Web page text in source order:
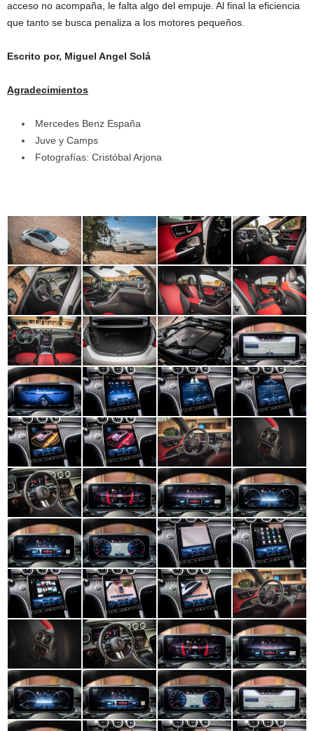
acceso no acompaña, le falta algo del empuje. Al final la eficiencia
que tanto se busca penaliza a los motores pequeños.
Escrito por, Miguel Angel Solá
Agradecimientos
Mercedes Benz España
Juve y Camps
Fotografías: Cristóbal Arjona